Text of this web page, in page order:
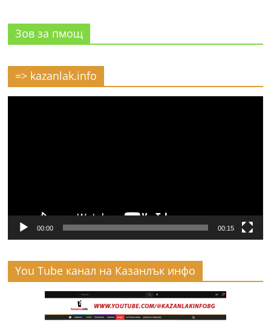
Зов за пмощ
=> kazanlak.info
00:00 00:15
You Tube канал на Казанлък инфо